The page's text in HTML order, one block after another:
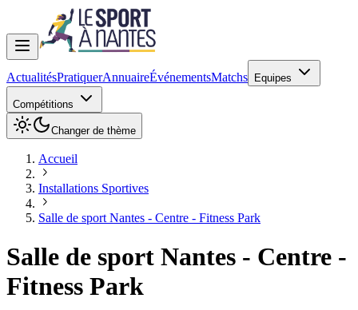
ActualitésPratiquerAnnuaireÉvénementsMatchs Equipes
Compétitions
Changer de thème
Accueil
Installations Sportives
Salle de sport Nantes - Centre - Fitness Park
Salle de sport Nantes - Centre -
Fitness Park